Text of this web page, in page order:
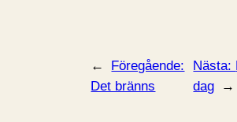
←
Föregående:
Det bränns
Nästa:
dag
→